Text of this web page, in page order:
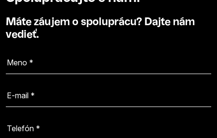
Máte záujem o spoluprácu? Dajte nám
vedieť.